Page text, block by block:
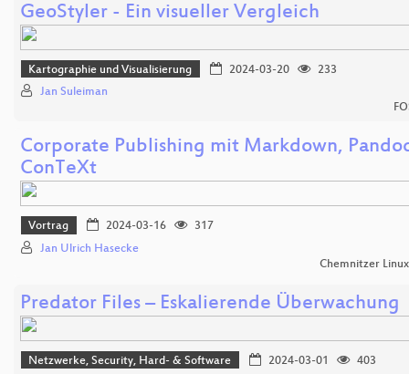
GeoStyler - Ein visueller Vergleich
Kartographie und Visualisierung 2024-03-20
233
Jan Suleiman
Corporate Publishing mit Markdown,
ConTeXt
Vortrag 2024-03-16
317
Jan Ulrich Hasecke
Chemnitzer
Predator Files – Eskalierende Überwachung
Netzwerke, Security, Hard- & Software 2024-03-01 403